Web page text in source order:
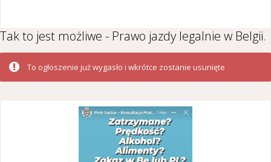
Tak to jest możliwe - Prawo jazdy legalnie w Belgii.
To ogłoszenie już wygasło i wkrótce zostanie usunięte